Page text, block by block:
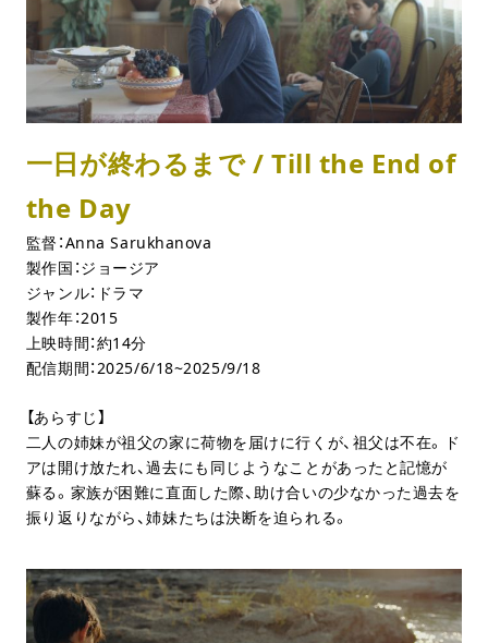
一日が終わるまで / Till the End of
the Day
監督：Anna Sarukhanova
製作国：ジョージア
ジャンル：ドラマ
製作年：2015
上映時間：約14分
配信期間：2025/6/18~2025/9/18
【あらすじ】
二人の姉妹が祖父の家に荷物を届けに行くが、祖父は不在。ド
アは開け放たれ、過去にも同じようなことがあったと記憶が
蘇る。家族が困難に直面した際、助け合いの少なかった過去を
振り返りながら、姉妹たちは決断を迫られる。